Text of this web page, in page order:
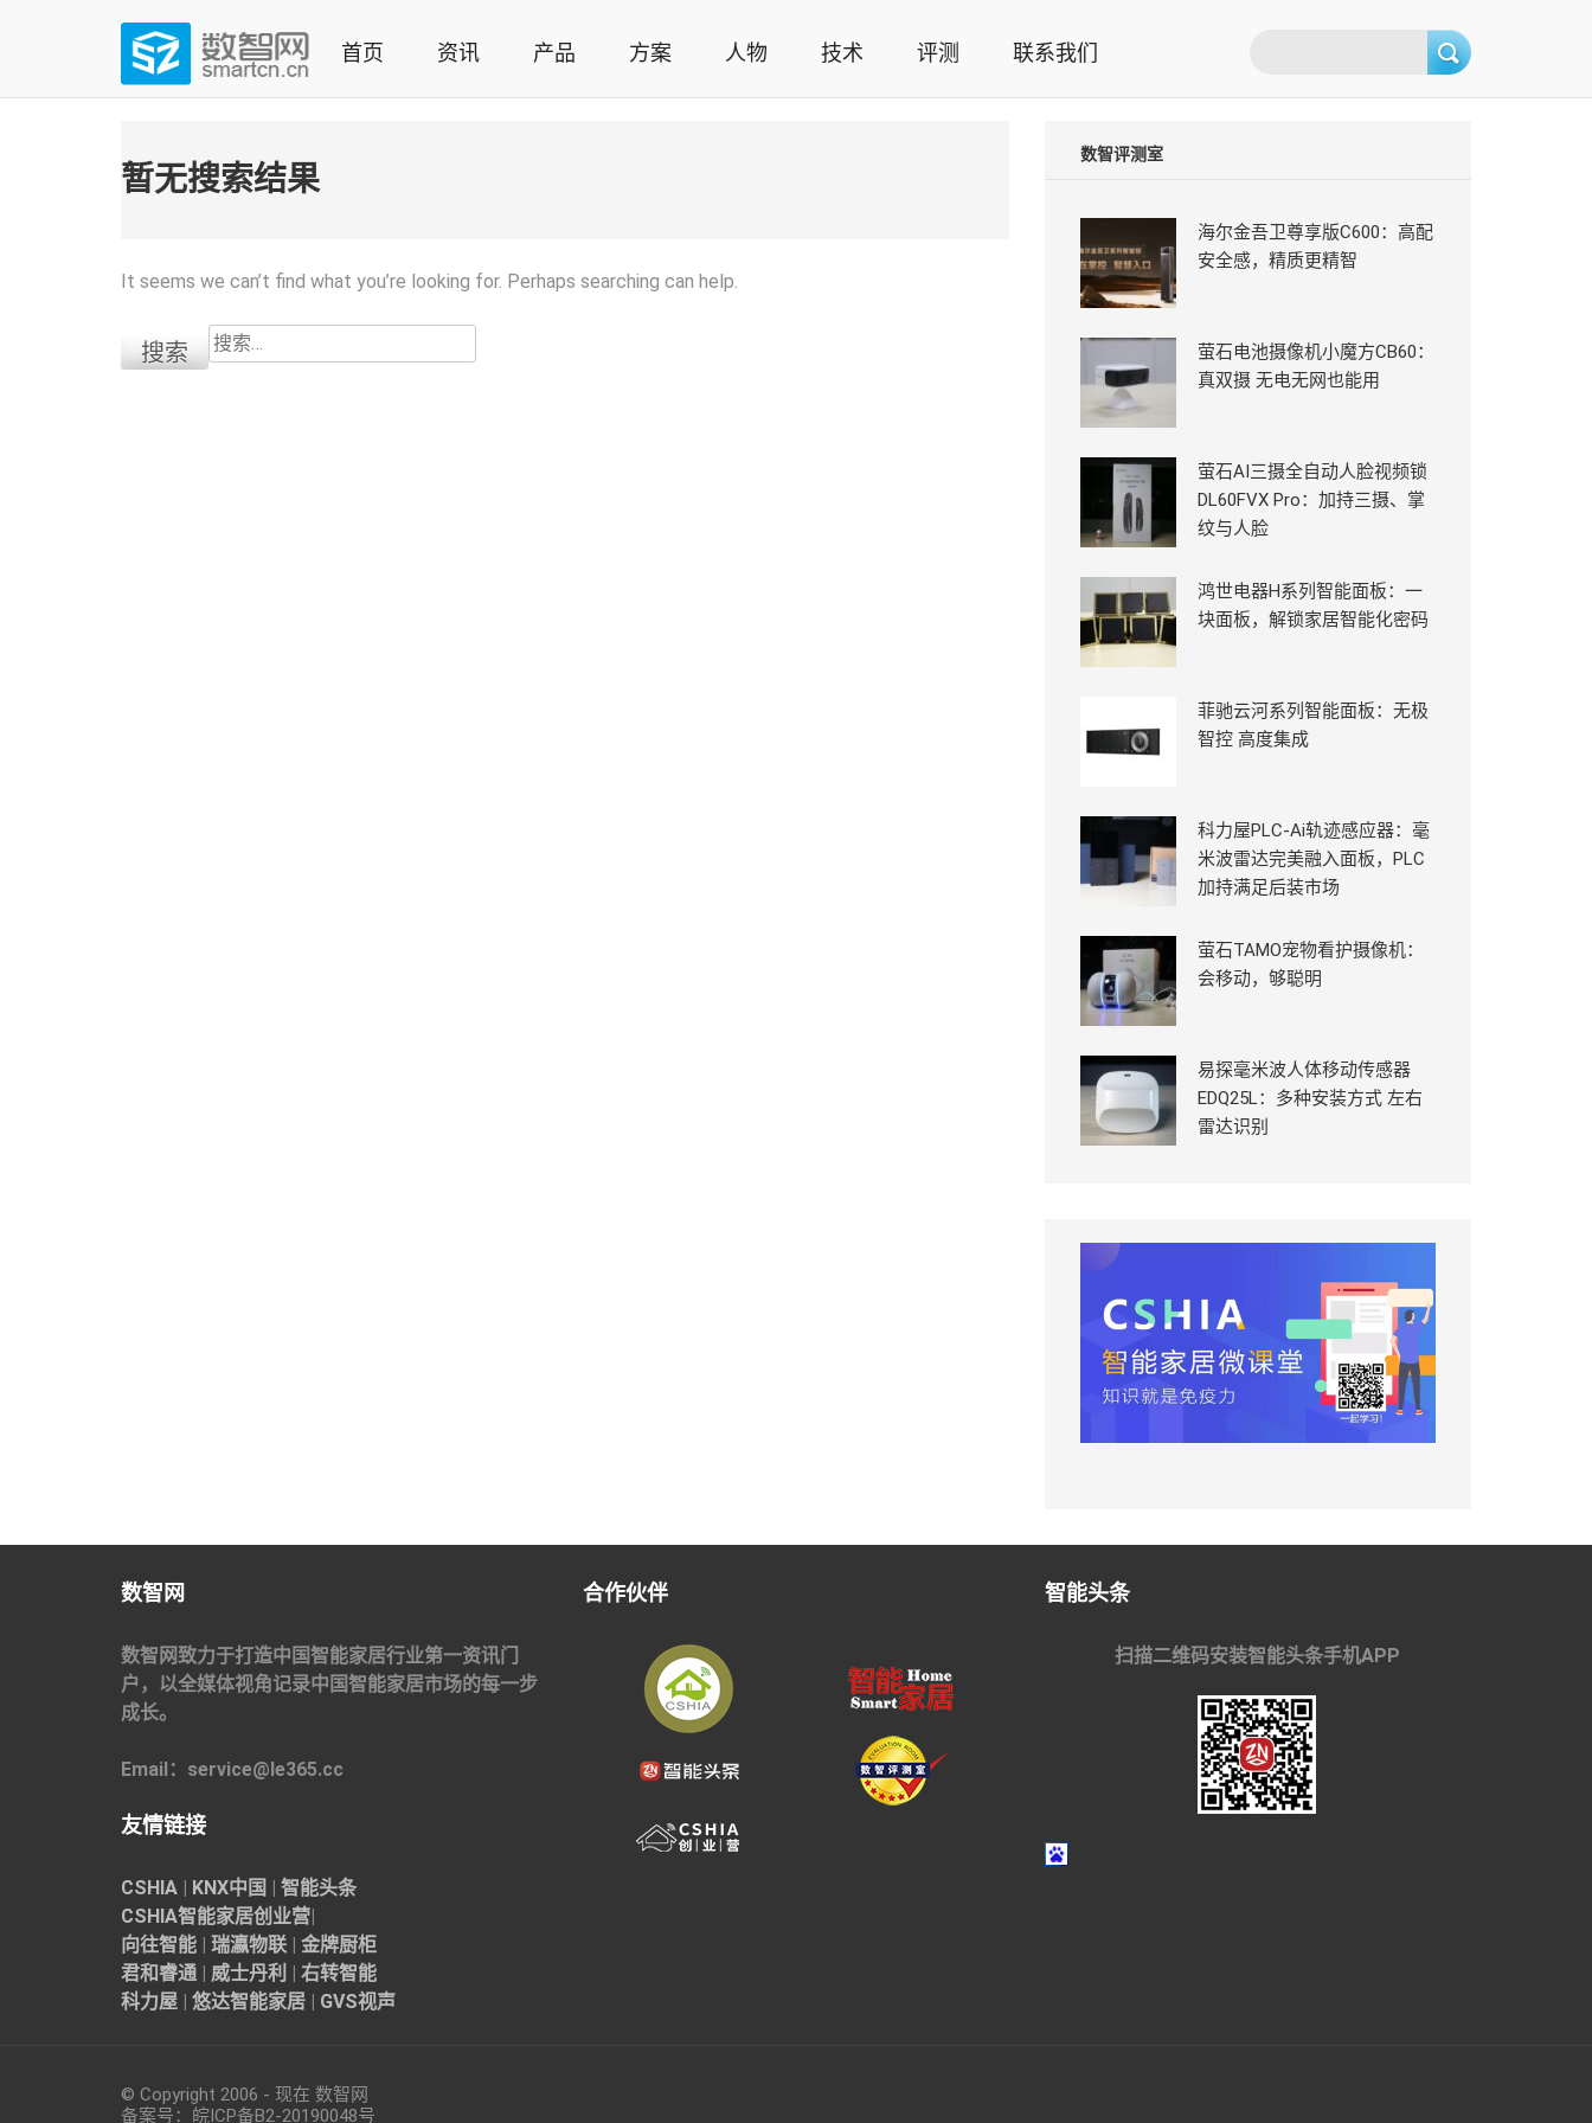
(Press
数智网
智能家居第一资讯门户 | 智能家居系统，智能家居产品，智能家居解决方案，智能家居技术应用，智能家居行业观点，智能家居项目案例
首页 资讯 产品 方案 人物 技术 评测 联系我们
暂无搜索结果
It seems we can’t find what you’re looking for. Perhaps searching can help.
搜
索：
数智评测室
海尔金吾卫尊享版C600：高配
安全感，精质更精智
萤石电池摄像机小魔方CB60：
真双摄 无电无网也能用
萤石AI三摄全自动人脸视频锁
DL60FVX Pro：加持三摄、掌
纹与人脸
鸿世电器H系列智能面板：一
块面板，解锁家居智能化密码
菲驰云河系列智能面板：无极
智控 高度集成
科力屋PLC-Ai轨迹感应器：毫
米波雷达完美融入面板，PLC
加持满足后装市场
萤石TAMO宠物看护摄像机：
会移动，够聪明
易探毫米波人体移动传感器
EDQ25L：多种安装方式 左右
雷达识别
数智网
数智网致力于打造中国智能家居行业第一资讯门
户，以全媒体视角记录中国智能家居市场的每一步
成长。
Email：service@le365.cc
友情链接
CSHIA | KNX中国 | 智能头条
CSHIA智能家居创业营|
向往智能 | 瑞瀛物联 | 金牌厨柜
君和睿通 | 威士丹利 | 右转智能
科力屋 | 悠达智能家居 | GVS视声
合作伙伴 智能头条
扫描二维码安装智能头条手机APP
© Copyright 2006 - 现在 数智网
备案号： 皖ICP备B2-20190048号